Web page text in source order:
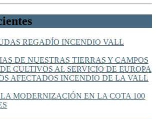
REGADÍO INCENDIO VALL
DE NUESTRAS TIERRAS Y CAMPOS
CULTIVOS AL SERVICIO DE EUROPA
AFECTADOS INCENDIO DE LA VALL
MODERNIZACIÓN EN LA COTA 100